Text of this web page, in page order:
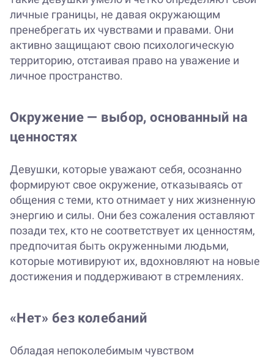
личные границы, не давая окружающим
пренебрегать их чувствами и правами. Они
активно защищают свою психологическую
территорию, отстаивая право на уважение и
личное пространство.
Окружение — выбор, основанный на
ценностях
Девушки, которые уважают себя, осознанно
формируют свое окружение, отказываясь от
общения с теми, кто отнимает у них жизненную
энергию и силы. Они без сожаления оставляют
позади тех, кто не соответствует их ценностям,
предпочитая быть окруженными людьми,
которые мотивируют их, вдохновляют на новые
достижения и поддерживают в стремлениях.
«Нет» без колебаний
Обладая непоколебимым чувством